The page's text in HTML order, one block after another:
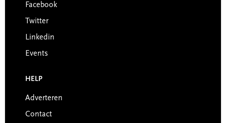
Facebook
Twitter
Linkedin
Events
HELP
Adverteren
Contact